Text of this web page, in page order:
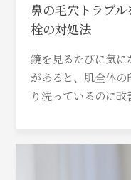
鼻の毛穴トラブ
栓の対処法
鏡を見るたびに気に
があると、肌全体
り洗っているのに